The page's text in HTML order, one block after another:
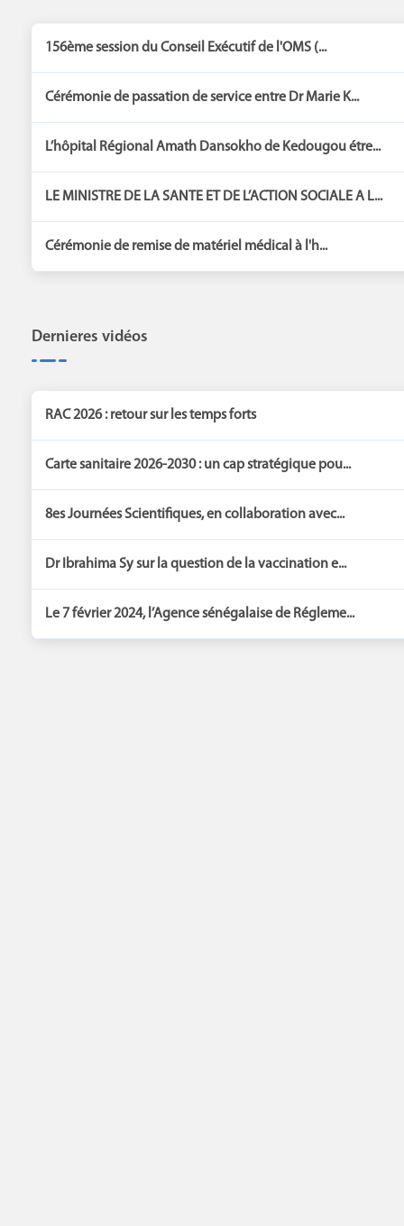
156ème session du Conseil Exécutif de l'OMS (...
Cérémonie de passation de service entre Dr Marie K...
L’hôpital Régional Amath Dansokho de Kedougou étre...
LE MINISTRE DE LA SANTE ET DE L’ACTION SOCIALE A L...
Cérémonie de remise de matériel médical à l'h...
Dernieres vidéos
RAC 2026 : retour sur les temps forts
Carte sanitaire 2026-2030 : un cap stratégique pou...
8es Journées Scientifiques, en collaboration avec...
Dr Ibrahima Sy sur la question de la vaccination e...
Le 7 février 2024, l’Agence sénégalaise de Régleme...